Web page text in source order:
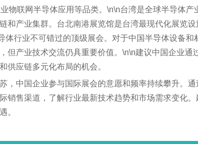
物联网半导体应用等品类。\n\n台湾是全球半导体
和产业集群。台北南港展览馆是台湾最现代化展览
体行业不可错过的顶级展会。对于中国半导体设备
但产业技术交流仍具重要价值。\n\n建议中国企业
供应链多元化布局的机会。
，中国企业参与国际展会的意愿和频率持续攀升。
销售渠道，了解行业最新技术趋势和市场需求变化
。